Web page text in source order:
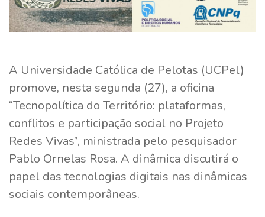
A Universidade Católica de Pelotas (UCPel)
promove, nesta segunda (27), a oficina
“Tecnopolítica do Território: plataformas,
conflitos e participação social no Projeto
Redes Vivas”, ministrada pelo pesquisador
Pablo Ornelas Rosa. A dinâmica discutirá o
papel das tecnologias digitais nas dinâmicas
sociais contemporâneas.